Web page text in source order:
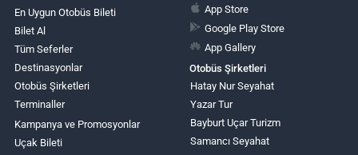
En Uygun Otobüs Bileti
Bilet Al
Tüm Seferler
Destinasyonlar
Otobüs Şirketleri
Terminaller
Kampanya ve Promosyonlar
Uçak Bileti
App Store
Google Play Store
App Gallery
Otobüs Şirketleri
Hatay Nur Seyahat
Yazar Tur
Bayburt Uçar Turizm
Samancı Seyahat